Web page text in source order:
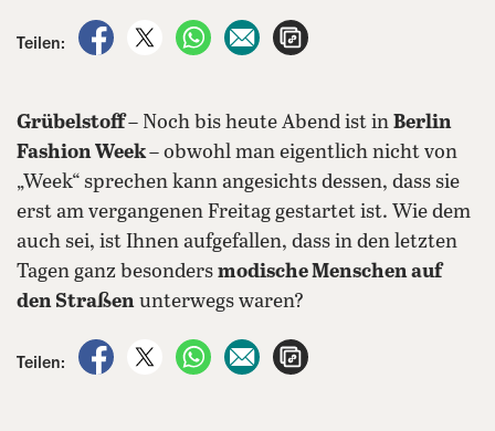
Teilen:
auf Facebook teilen
auf X teilenper WhatsApp teilen
per E-Mail teilen
Grübelstoff– Noch bis heute Abend ist in Berlin
Fashion Week– obwohl man eigentlich nicht von
„Week“ sprechen kann angesichts dessen, dass sie
erst am vergangenen Freitag gestartet ist. Wie dem
auch sei, ist Ihnen aufgefallen, dass in den letzten
Tagen ganz besonders modische Menschen auf
den Straßen unterwegs waren?
Teilen:
auf Facebook teilen
auf X teilenper WhatsApp teilen
per E-Mail teilen